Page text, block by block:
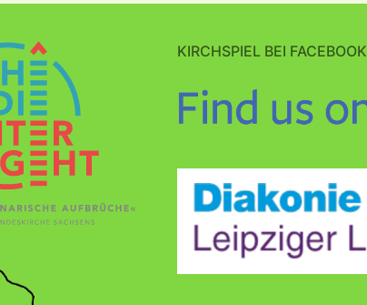
KIRCHSPIEL BEI FACEBOOK